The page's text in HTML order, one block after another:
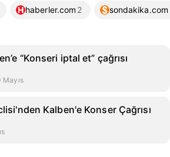
haberler.com 2 sondakika.com
“Konseri iptal et” çağrısı
Mayıs
Kalben'e Konser Çağrısı